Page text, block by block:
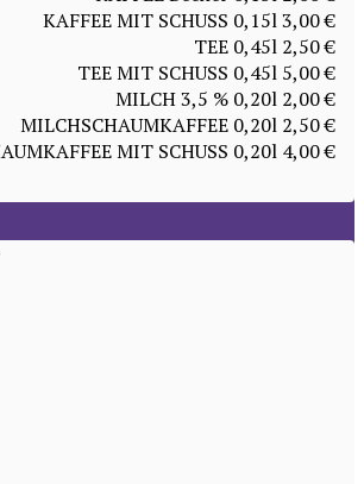
KAFFEE MIT SCHUSS 0,15l 3,00 €
TEE 0,45l 2,50 €
TEE MIT SCHUSS 0,45l 5,00 €
MILCH 3,5 % 0,20l 2,00 €
MILCHSCHAUMKAFFEE 0,20l 2,50 €
MIT SCHUSS 0,20l 4,00 €